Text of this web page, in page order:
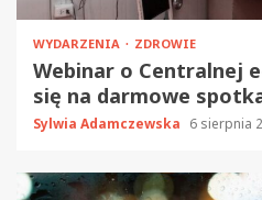
WYDARZENIA ZDROWIE
Webinar o Centralnej
się na darmowe
Sylwia Adamczewska 6 sierpnia